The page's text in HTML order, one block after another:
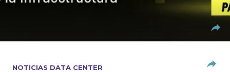
NOTICIAS DATA CENTER